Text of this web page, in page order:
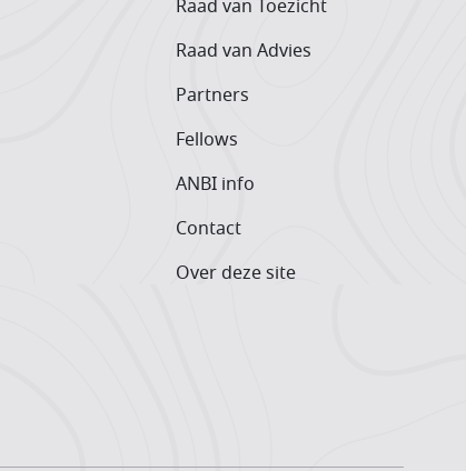
Raad van Toezicht
Raad van Advies
Partners
Fellows
ANBI info
Contact
Over deze site